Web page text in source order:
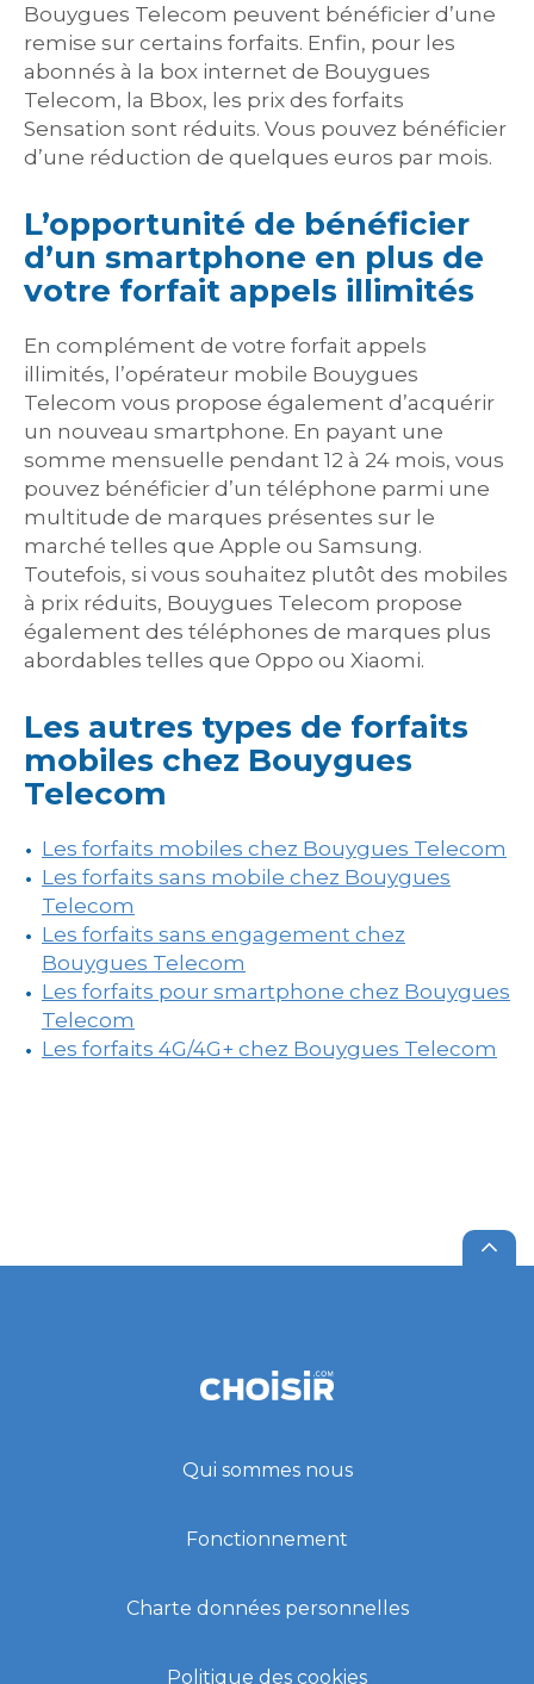
Bouygues Telecom peuvent bénéficier d’une
remise sur certains forfaits. Enfin, pour les
abonnés à la box internet de Bouygues
Telecom, la Bbox, les prix des forfaits
Sensation sont réduits. Vous pouvez bénéficier
d’une réduction de quelques euros par mois.
L’opportunité de bénéficier
d’un smartphone en plus de
votre forfait appels illimités
En complément de votre forfait appels
illimités, l’opérateur mobile Bouygues
Telecom vous propose également d’acquérir
un nouveau smartphone. En payant une
somme mensuelle pendant 12 à 24 mois, vous
pouvez bénéficier d’un téléphone parmi une
multitude de marques présentes sur le
marché telles que Apple ou Samsung.
Toutefois, si vous souhaitez plutôt des mobiles
à prix réduits, Bouygues Telecom propose
également des téléphones de marques plus
abordables telles que Oppo ou Xiaomi.
Les autres types de forfaits
mobiles chez Bouygues
Telecom
Les forfaits mobiles chez Bouygues Telecom
Les forfaits sans mobile chez Bouygues
Telecom
Les forfaits sans engagement chez
Bouygues Telecom
Les forfaits pour smartphone chez Bouygues
Telecom
Les forfaits 4G/4G+ chez Bouygues Telecom
Qui sommes nous
Fonctionnement
Charte données personnelles
Politique des cookies